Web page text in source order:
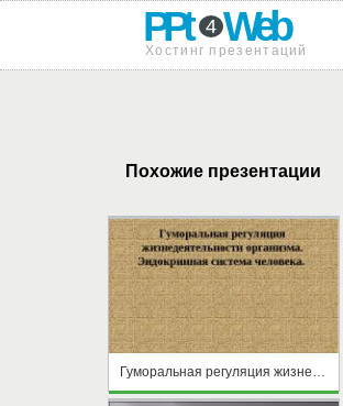
PPt 4 Web
Хостинг презентаций
Похожие презентации
Гуморальная регуляция жизнедеятельности организма. Эндокринная система человека.